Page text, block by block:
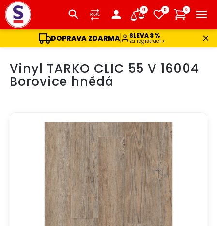
DOPRAVA ZDARMA SLEVA 3 %
za registraci
0 0 0
obsahVinyl TARKO CLIC 55 V 16004
Borovice hnědá